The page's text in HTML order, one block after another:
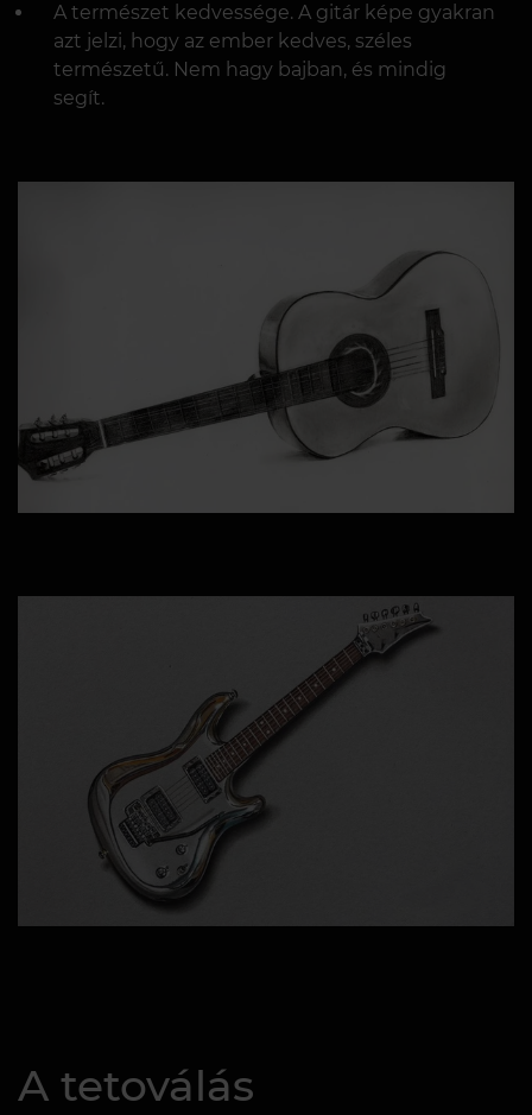
A természet kedvessége. A gitár képe gyakran
azt jelzi, hogy az ember kedves, széles
természetű. Nem hagy bajban, és mindig
segít.
A tetoválás